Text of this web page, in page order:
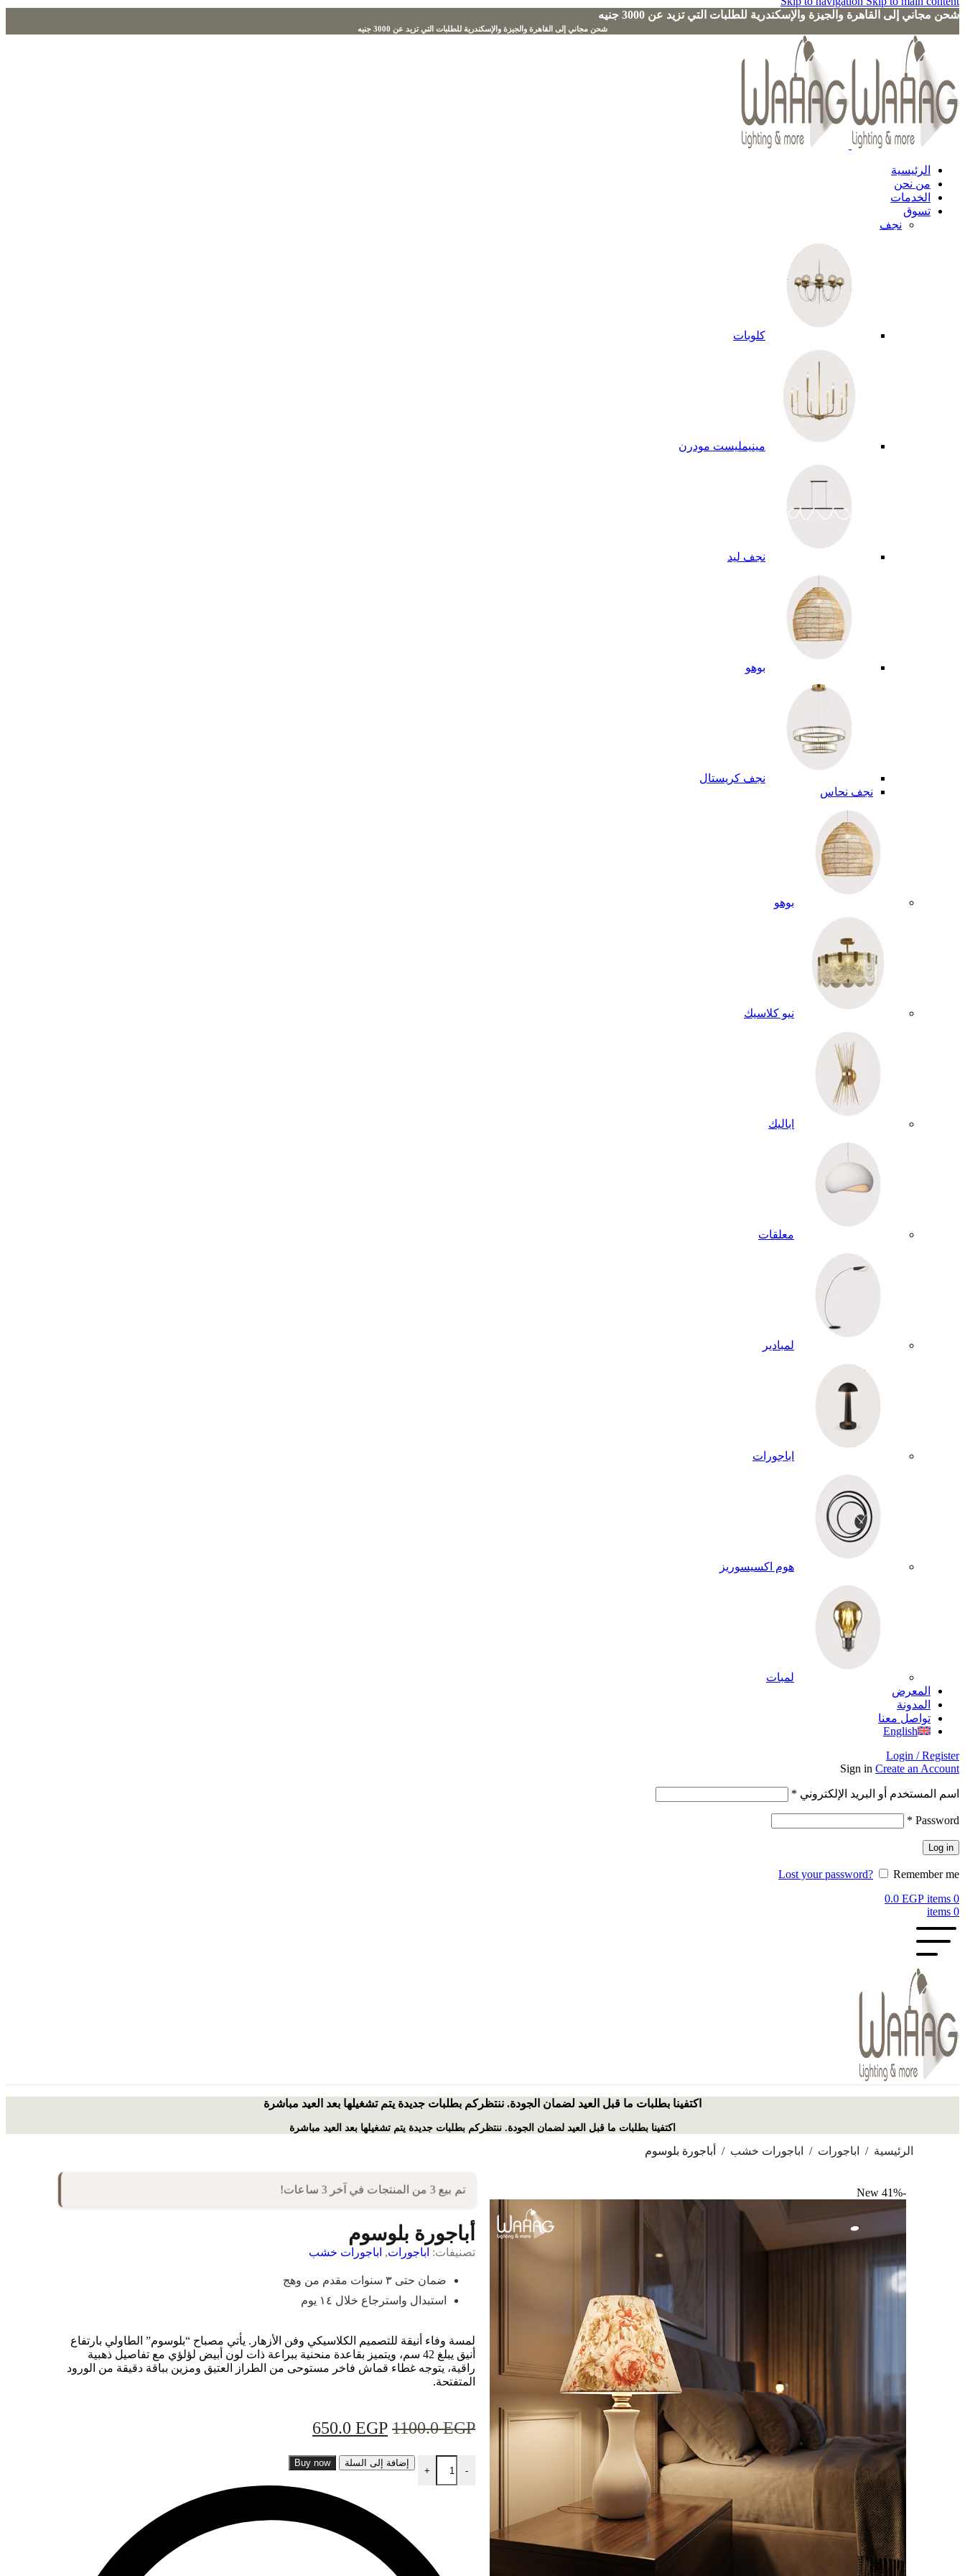
شحن مجاني إلى القاهرة والجيزة والإسكندرية للطلبات التي تزيد عن 3000 جنيه
الرئيسية
من نحن
الخدمات
تسوق
نجف
كلوبات
مينيمليست مودرن
نجف ليد
بوهو
نجف كريستال
نجف نحاس
بوهو
نيو كلاسيك
اباليك
معلقات
لمبادير
اباجورات
هوم اكسيسوريز
لمبات
المعرض
المدونة
تواصل معنا
English
Login / Register
Sign in Create an Account
اسم المستخدم أو البريد الإلكتروني *
Password
*
Log in
Lost your password?
Remember me
0
items
0.0 EGP
0
items
اكتفينا بطلبات ما قبل العيد لضمان الجودة. ننتظركم بطلبات جديدة يتم تشغيلها بعد العيد مباشرة
اكتفينا بطلبات ما قبل العيد لضمان الجودة. ننتظركم بطلبات جديدة يتم تشغيلها بعد العيد مباشرة
الرئيسية / اباجورات / اباجورات خشب / أباجورة بلوسوم
-41%
New تم بيع 3 من المنتجات في آخر 3 ساعات!
أباجورة بلوسوم
تصنيفات: اباجورات, اباجورات خشب
ضمان حتى ٣ سنوات مقدم من وهج
استبدال واسترجاع خلال ١٤ يوم
لمسة وفاء أنيقة للتصميم الكلاسيكي وفن الأزهار. يأتي مصباح “بلوسوم” الطاولي بارتفاع
أنيق يبلغ 42 سم، ويتميز بقاعدة منحنية ببراعة ذات لون أبيض لؤلؤي مع تفاصيل ذهبية
راقية، يتوجه غطاء قماش فاخر مستوحى من الطراز العتيق ومزين بباقة دقيقة من الورود
المتفتحة.
1100.0EGP
650.0 EGP
-
+
إضافة إلى السلة Buy now